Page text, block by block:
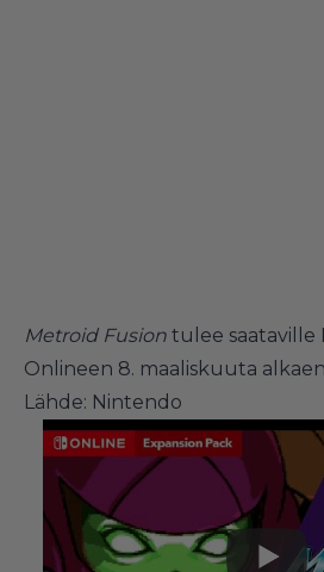
Metroid Fusion tulee saataville
Onlineen 8. maaliskuuta
Lähde: Nintendo